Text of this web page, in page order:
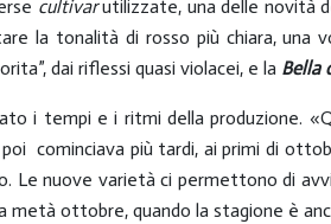
cultivarutilizzate, una delle novità
la tonalità di rosso più chiara, una
dai riflessi quasi violacei, e la Bella
i tempi e i ritmi della produzione.
cominciava più tardi, ai primi di
Le nuove varietà ci permettono di
metà ottobre, quando la stagione è